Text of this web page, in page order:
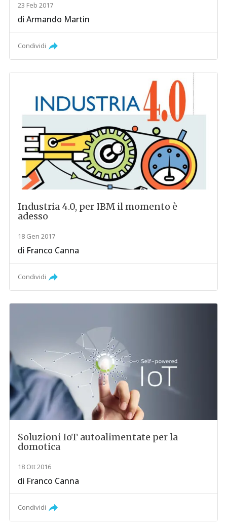
23 Feb 2017
diArmando Martin
Condividi
Industria 4.0, per IBM il momento è
adesso
18 Gen 2017
di Franco Canna
Condividi
Soluzioni IoT autoalimentate per la
domotica
18 Ott 2016
di Franco Canna
Condividi